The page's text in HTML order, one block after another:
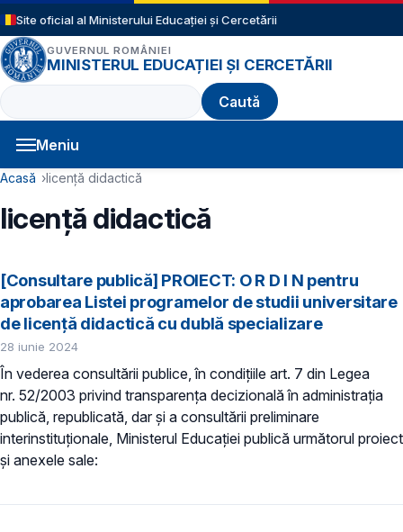
Sari la conținutul principal
Site oficial al Ministerului Educației și Cercetării
GUVERNUL ROMÂNIEI
MINISTERUL EDUCAȚIEI ȘI CERCETĂRII
Caută
Meniu
Navigație principală
Cale de navigare
Acasă licență didactică
licență didactică
[Consultare publică] PROIECT: ​O R D I N pentru
aprobarea Listei programelor de studii universitare
de licență didactică cu dublă specializare
28 iunie 2024
În vederea consultării publice, în condiţiile art. 7 din Legea
nr. 52/2003 privind transparenţa decizională în administraţia
publică, republicată, dar și a consultării preliminare
interinstituționale, Ministerul Educaţiei publică următorul proiect
și anexele sale: